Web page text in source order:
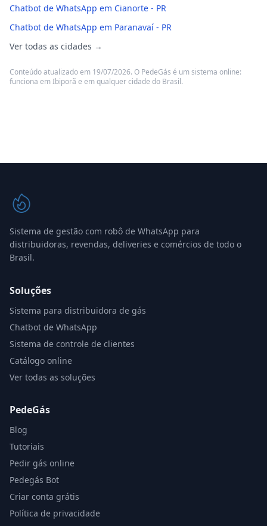
Chatbot de WhatsApp em Cianorte - PR
Chatbot de WhatsApp em Paranavaí - PR
Ver todas as cidades →
Conteúdo atualizado em 19/07/2026. O PedeGás é um sistema online:
funciona em Ibiporã e em qualquer cidade do Brasil.
Sistema de gestão com robô de WhatsApp para
distribuidoras, revendas, deliveries e comércios de todo o
Brasil.
Soluções
Sistema para distribuidora de gás
Chatbot de WhatsApp
Sistema de controle de clientes
Catálogo online
Ver todas as soluções
PedeGás
Blog
Tutoriais
Pedir gás online
Pedegás Bot
Criar conta grátis
Política de privacidade